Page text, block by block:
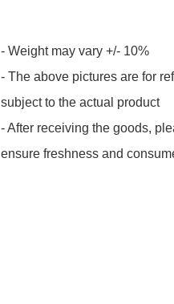
- Weight may vary +/- 10%
- The above pictures are for
subject to the actual product
- After receiving the goods,
ensure freshness and